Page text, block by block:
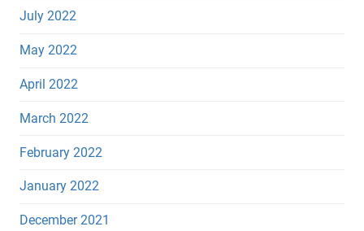
July 2022
May 2022
April 2022
March 2022
February 2022
January 2022
December 2021